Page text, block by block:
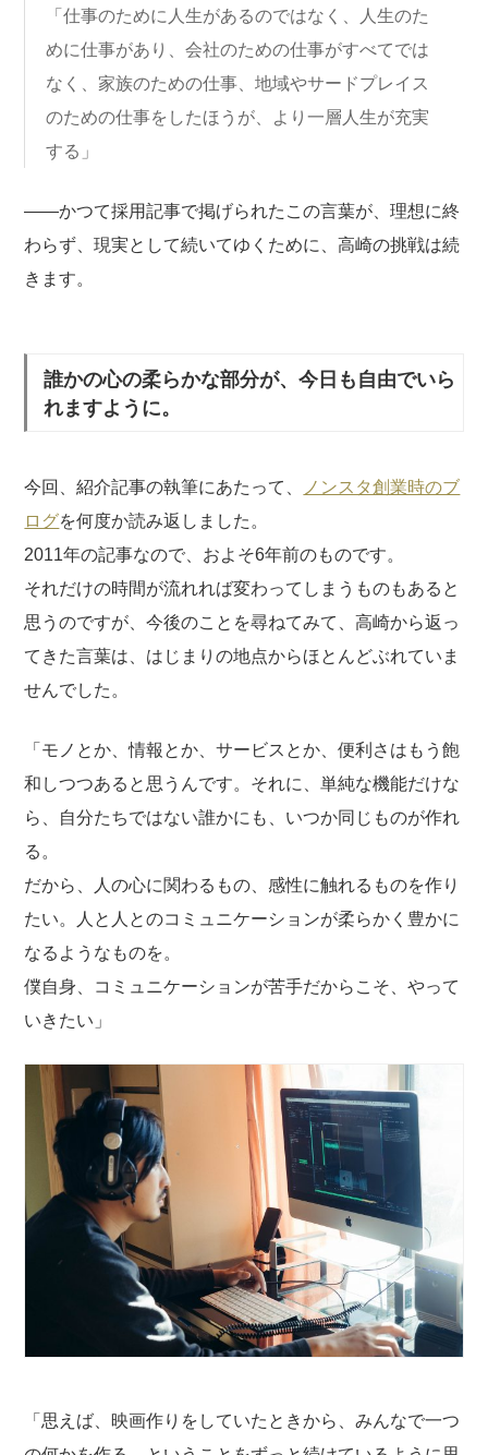
「仕事のために人生があるのではなく、人生のた
めに仕事があり、会社のための仕事がすべてでは
なく、家族のための仕事、地域やサードプレイス
のための仕事をしたほうが、より一層人生が充実
する」
——かつて採用記事で掲げられたこの言葉が、理想に終
わらず、現実として続いてゆくために、高崎の挑戦は続
きます。
誰かの心の柔らかな部分が、今日も自由でいら
れますように。
今回、紹介記事の執筆にあたって、
ノンスタ創業時のブ
ログを何度か読み返しました。
2011年の記事なので、およそ6年前のものです。
それだけの時間が流れれば変わってしまうものもあると
思うのですが、今後のことを尋ねてみて、高崎から返っ
てきた言葉は、はじまりの地点からほとんどぶれていま
せんでした。
「モノとか、情報とか、サービスとか、便利さはもう飽
和しつつあると思うんです。それに、単純な機能だけな
ら、自分たちではない誰かにも、いつか同じものが作れ
る。
だから、人の心に関わるもの、感性に触れるものを作り
たい。人と人とのコミュニケーションが柔らかく豊かに
なるようなものを。
僕自身、コミュニケーションが苦手だからこそ、やって
いきたい」
「思えば、映画作りをしていたときから、みんなで一つ